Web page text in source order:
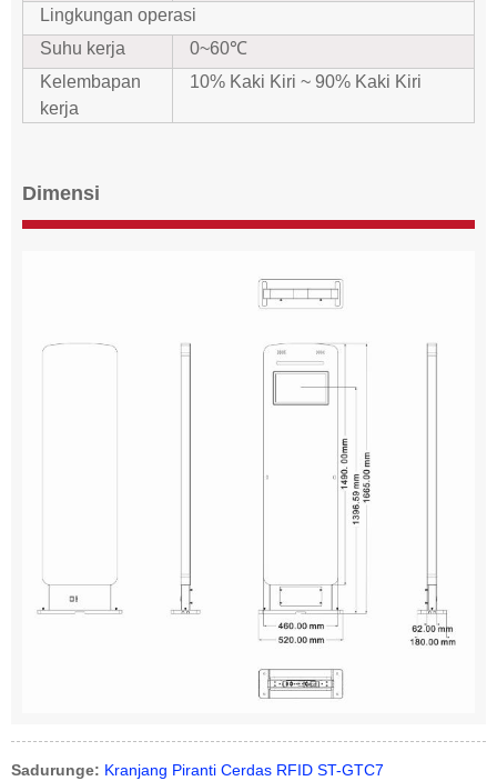
Lingkungan operasi
Suhu kerja
0~60℃
Kelembapan
kerja
10% Kaki Kiri ~ 90% Kaki Kiri
Dimensi
Sadurunge: Kranjang Piranti Cerdas RFID ST-GTC7